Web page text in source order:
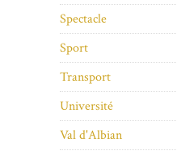
Spectacle
Sport
Transport
Université
Val d'Albian